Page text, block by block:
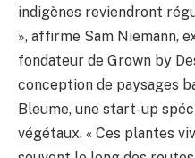
indigènes reviendront
», affirme Sam Niemann,
fondateur de Grown by
conception de paysages
Bleume, une start-up
végétaux. « Ces plantes